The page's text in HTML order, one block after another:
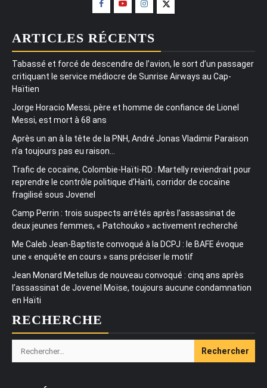
ARTICLES RÉCENTS
Tabassé et forcé de descendre de l’avion, le sort d’un passager
critiquant le service médiocre de Sunrise Airways au Cap-
Haïtien
Jorge Horacio Messi, père et homme de confiance de Lionel
Messi, est mort à 68 ans
Après un an à la tête de la PNH, André Jonas Vladimir Paraison
n’a toujours pas eu raison…
Trafic de cocaïne, Colombie-Haïti-RD : Martelly reviendrait pour
reprendre le contrôle politique d’Haïti, corridor de cocaïne
fragilisé sous Jovenel
Camp Perrin : trois suspects arrêtés après l’assassinat de
deux jeunes femmes, « Patchouko » activement recherché
Me Caleb Jean-Baptiste convoqué à la DCPJ : le BAFE évoque
une « enquête en cours » sans préciser le motif
Jean Monard Metellus de nouveau convoqué : cinq ans après
l’assassinat de Jovenel Moïse, toujours aucune condamnation
en Haïti
RECHERCHE
Rechercher :